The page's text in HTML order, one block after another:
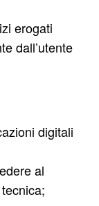
erogati
dall’utente
digitali
al